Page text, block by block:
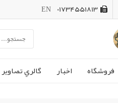
01734551813
EN
فروشگاه اخبار گالري تصاوير